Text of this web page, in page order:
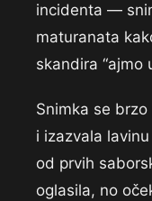
incidenta —
maturanata
skandira “ajmo
Snimka se
i izazvala
od prvih
oglasila, no